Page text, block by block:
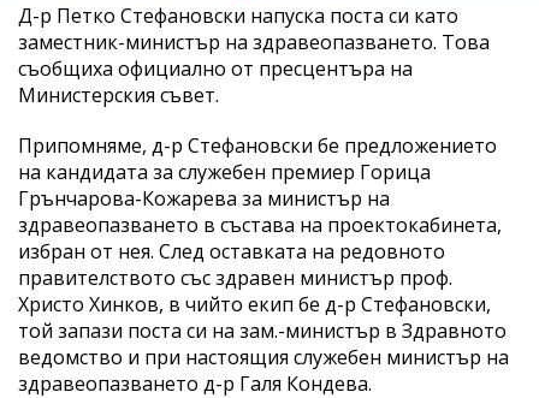
Д-р Петко Стефановски напуска поста си като
заместник-министър на здравеопазването. Това
съобщиха официално от пресцентъра на
Министерския съвет.
Припомняме, д-р Стефановски бе предложението
на кандидата за служебен премиер Горица
Грънчарова-Кожарева за министър на
здравеопазването в състава на проектокабинета,
избран от нея. След оставката на редовното
правителството със здравен министър проф.
Христо Хинков, в чийто екип бе д-р Стефановски,
той запази поста си на зам.-министър в Здравното
ведомство и при настоящия служебен министър на
здравеопазването д-р Галя Кондева.